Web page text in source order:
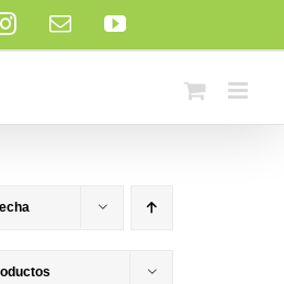
Instagram
Correo
electrónico
YouTube